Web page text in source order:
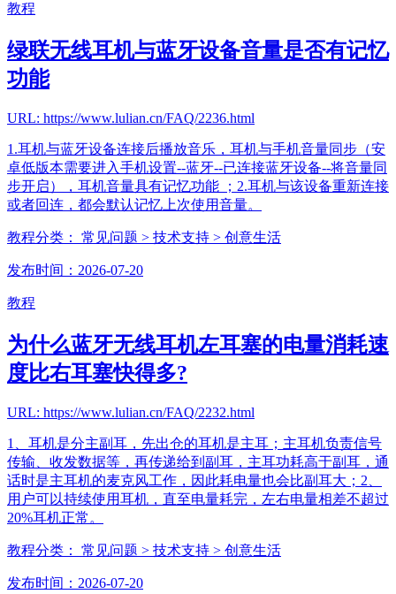
教程
绿联无线耳机与蓝牙设备音量是否有记忆
功能
URL: https://www.lulian.cn/FAQ/2236.html
1.耳机与蓝牙设备连接后播放音乐，耳机与手机音量同步（安
卓低版本需要进入手机设置--蓝牙--已连接蓝牙设备--将音量同
步开启），耳机音量具有记忆功能 ；2.耳机与该设备重新连接
或者回连，都会默认记忆上次使用音量。
教程分类： 常见问题 > 技术支持 > 创意生活
发布时间：2026-07-20
教程
为什么蓝牙无线耳机左耳塞的电量消耗速
度比右耳塞快得多?
URL: https://www.lulian.cn/FAQ/2232.html
1、耳机是分主副耳，先出仓的耳机是主耳；主耳机负责信号
传输、收发数据等，再传递给到副耳，主耳功耗高于副耳，通
话时是主耳机的麦克风工作，因此耗电量也会比副耳大；2、
用户可以持续使用耳机，直至电量耗完，左右电量相差不超过
20%耳机正常。
教程分类： 常见问题 > 技术支持 > 创意生活
发布时间：2026-07-20